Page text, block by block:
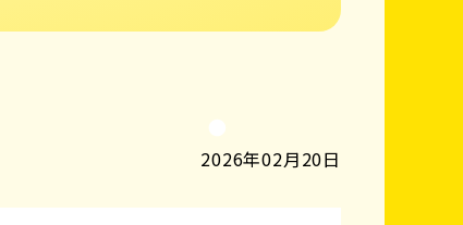
2026年02月20日